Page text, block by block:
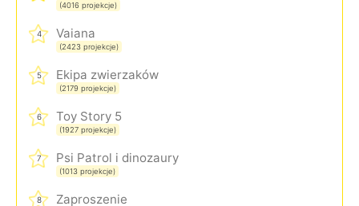
(4016 projekcje)
4 Vaiana
(2423 projekcje)
5 Ekipa zwierzaków
(2179 projekcje)
6 Toy Story 5
(1927 projekcje)
7 Psi Patrol i dinozaury
(1013 projekcje)
8 Zaproszenie